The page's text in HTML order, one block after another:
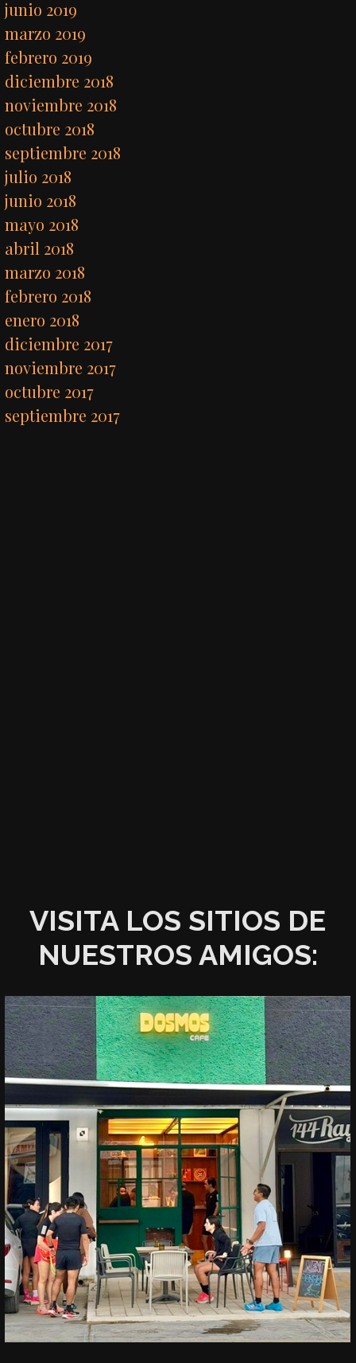
junio 2019
marzo 2019
febrero 2019
diciembre 2018
noviembre 2018
octubre 2018
septiembre 2018
julio 2018
junio 2018
mayo 2018
abril 2018
marzo 2018
febrero 2018
enero 2018
diciembre 2017
noviembre 2017
octubre 2017
septiembre 2017
VISITA LOS SITIOS DE
NUESTROS AMIGOS: